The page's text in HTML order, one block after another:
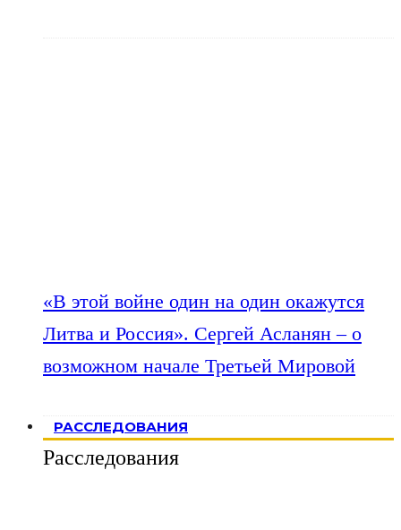
«В этой войне один на один окажутся
Литва и Россия». Сергей Асланян – о
возможном начале Третьей Мировой
РАССЛЕДОВАНИЯ
Расследования